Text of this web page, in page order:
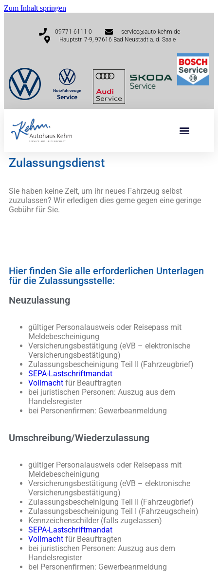
Zum Inhalt springen
09771 6111-0
service@auto-kehm.de
Hauptstr. 7-9, 97616 Bad Neustadt a. d. Saale
Zulassungsdienst
Sie haben keine Zeit, um ihr neues Fahrzeug selbst
zuzulassen? Wir erledigen dies gerne gegen eine geringe
Gebühr für Sie.
Hier finden Sie alle erforderlichen Unterlagen
für die Zulassungsstelle:
Neuzulassung
gültiger Personalausweis oder Reisepass mit
Meldebescheinigung
Versicherungsbestätigung (eVB – elektronische
Versicherungsbestätigung)
Zulassungsbescheinigung Teil II (Fahrzeugbrief)
SEPA-Lastschriftmandat
Vollmacht für Beauftragten
bei juristischen Personen: Auszug aus dem
Handelsregister
bei Personenfirmen: Gewerbeanmeldung
Umschreibung/Wiederzulassung
gültiger Personalausweis oder Reisepass mit
Meldebescheinigung
Versicherungsbestätigung (eVB – elektronische
Versicherungsbestätigung)
Zulassungsbescheinigung Teil II (Fahrzeugbrief)
Zulassungsbescheinigung Teil I (Fahrzeugschein)
Kennzeichenschilder (falls zugelassen)
SEPA-Lastschriftmandat
Vollmacht für Beauftragten
bei juristischen Personen: Auszug aus dem
Handelsregister
bei Personenfirmen: Gewerbeanmeldung